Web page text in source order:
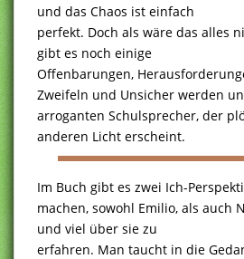
und das Chaos ist einfach
perfekt. Doch als wäre das alles
gibt es noch einige
Offenbarungen,
Zweifeln und Unsicher werden
arroganten Schulsprecher, der
anderen Licht erscheint.
Im Buch gibt es zwei Ich-
machen, sowohl Emilio, als auch
und viel über sie zu
erfahren. Man taucht in die